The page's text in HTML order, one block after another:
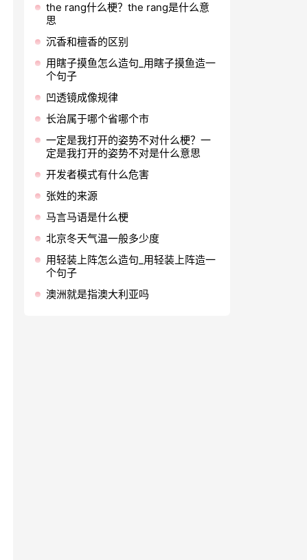
the rang什么梗？the rang是什么意
思
沉香和檀香的区别
用瞎子摸鱼怎么造句_用瞎子摸鱼造一
个句子
凹透镜成像规律
长治属于哪个省哪个市
一定是我打开的姿势不对什么梗？一
定是我打开的姿势不对是什么意思
开发者模式有什么危害
张姓的来源
马言马语是什么梗
北京冬天气温一般多少度
用轻装上阵怎么造句_用轻装上阵造一
个句子
澳洲就是指澳大利亚吗